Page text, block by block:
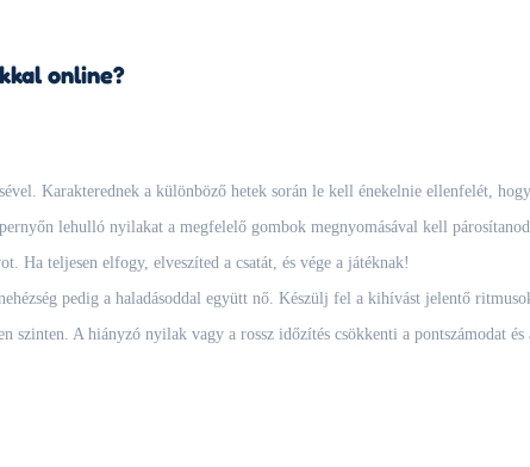
online?
Karakterednek a különböző hetek során le kell énekelnie ellenfelét,
lehulló nyilakat a megfelelő gombok megnyomásával kell
Ha teljesen elfogy, elveszíted a csatát, és vége a játéknak!
pedig a haladásoddal együtt nő. Készülj fel a kihívást jelentő
szinten. A hiányzó nyilak vagy a rossz időzítés csökkenti a pontszámodat